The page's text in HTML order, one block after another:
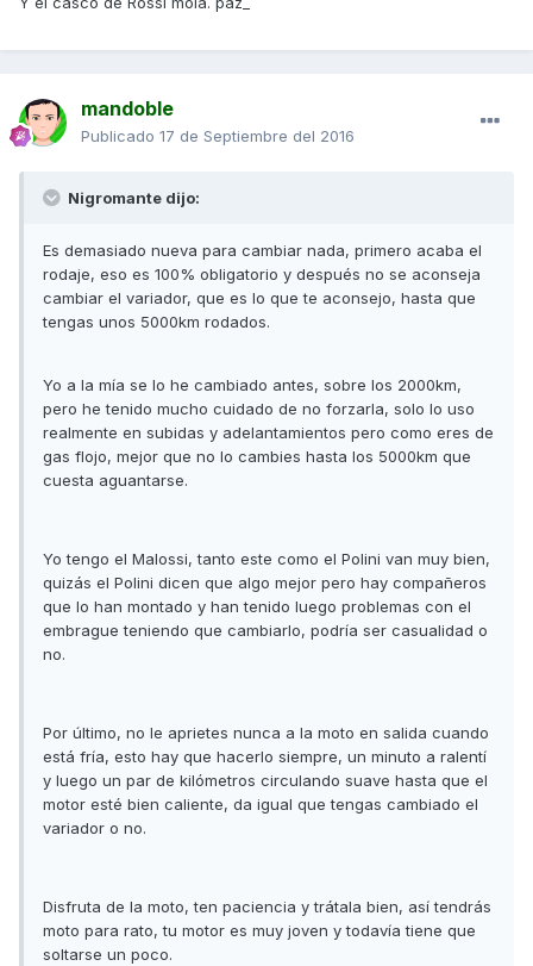
mandoble
Publicado 17 de Septiembre del 2016
Nigromante dijo:
Es demasiado nueva para cambiar nada, primero acaba el
rodaje, eso es 100% obligatorio y después no se aconseja
cambiar el variador, que es lo que te aconsejo, hasta que
tengas unos 5000km rodados.
Yo a la mía se lo he cambiado antes, sobre los 2000km,
pero he tenido mucho cuidado de no forzarla, solo lo uso
realmente en subidas y adelantamientos pero como eres de
gas flojo, mejor que no lo cambies hasta los 5000km que
cuesta aguantarse.
Yo tengo el Malossi, tanto este como el Polini van muy bien,
quizás el Polini dicen que algo mejor pero hay compañeros
que lo han montado y han tenido luego problemas con el
embrague teniendo que cambiarlo, podría ser casualidad o
no.
Por último, no le aprietes nunca a la moto en salida cuando
está fría, esto hay que hacerlo siempre, un minuto a ralentí
y luego un par de kilómetros circulando suave hasta que el
motor esté bien caliente, da igual que tengas cambiado el
variador o no.
Disfruta de la moto, ten paciencia y trátala bien, así tendrás
moto para rato, tu motor es muy joven y todavía tiene que
soltarse un poco.